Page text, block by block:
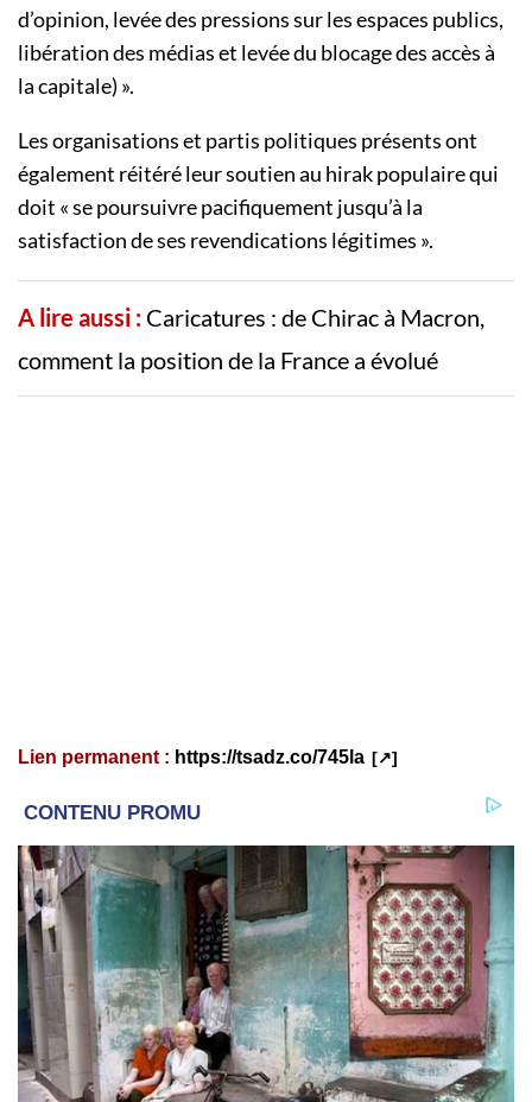
d’opinion, levée des pressions sur les espaces publics,
libération des médias et levée du blocage des accès à
la capitale) ».
Les organisations et partis politiques présents ont
également réitéré leur soutien au hirak populaire qui
doit « se poursuivre pacifiquement jusqu’à la
satisfaction de ses revendications légitimes ».
A lire aussi : Caricatures : de Chirac à Macron,
comment la position de la France a évolué
Lien permanent : https://tsadz.co/745la